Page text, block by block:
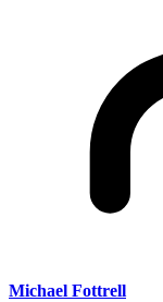
Michael Fottrell